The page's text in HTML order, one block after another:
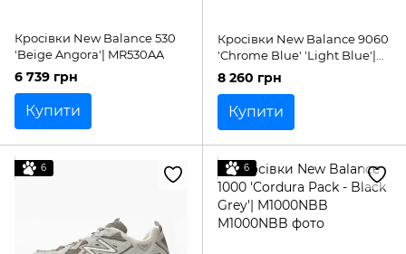
Кросівки New Balance 530
'Beige Angora'| MR530AA
6 739 грн
Купити
Кросівки New Balance 9060
'Chrome Blue' 'Light Blue'|
U9060EED
8 260 грн
Купити
6 6